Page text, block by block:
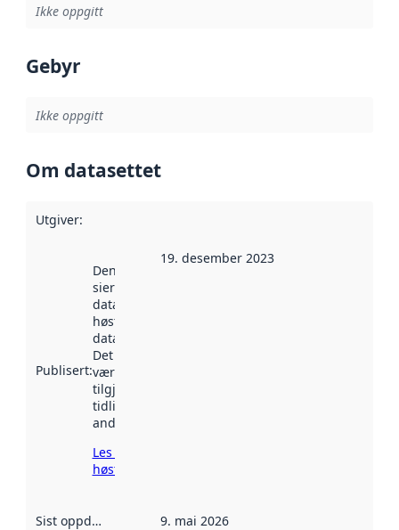
Ikke oppgitt
Gebyr
Ikke oppgitt
Om datasettet
Utgiver:
Publisert:
Denne datoen
sier når
datasettet ble
høstet av
data.norge.no.
Det kan ha
vært
tilgjengelig
tidligere
andre steder.
Les mer om
høsting her
19. desember 2023
Sist oppdatert 9. mai 2026